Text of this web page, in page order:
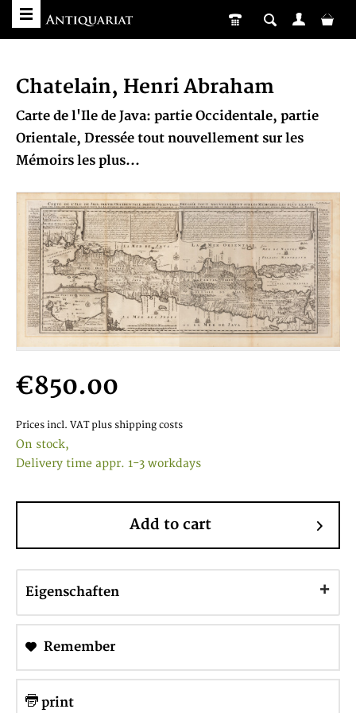
Chatelain, Henri Abraham
Carte de l'Ile de Java: partie Occidentale, partie
Orientale, Dressée tout nouvellement sur les
Mémoirs les plus...
€850.00
Prices incl. VAT plus shipping costs
On stock,
Delivery time appr. 1-3 workdays
Add to cart
Eigenschaften
Remember
print